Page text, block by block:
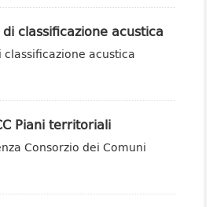
classificazione acustica
acustica
Piani territoriali
Consorzio dei Comuni